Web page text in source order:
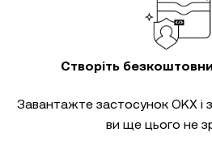
Створіть
Завантажте застосунок OKX і
ви ще цього не